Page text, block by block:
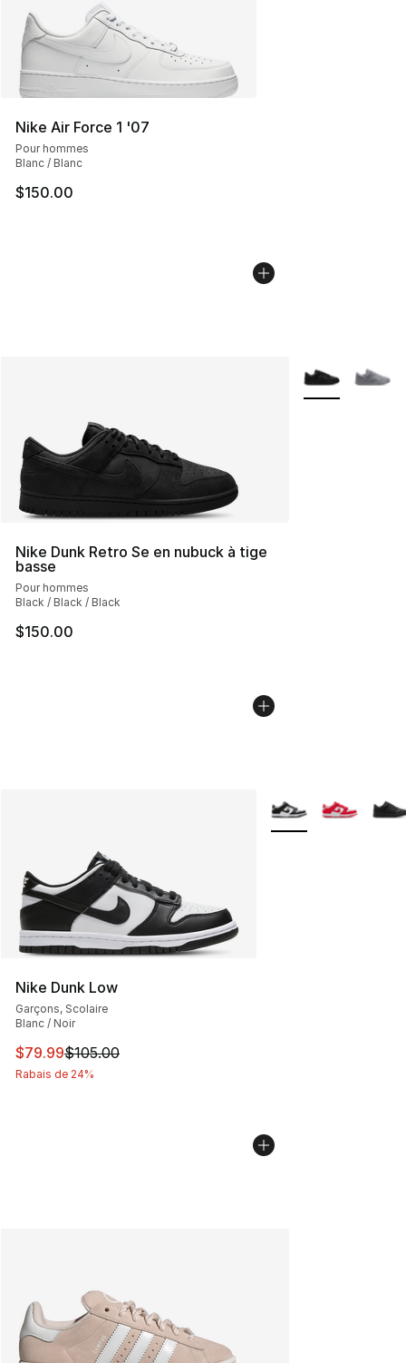
Nike Air Force 1 '07
Pour hommes
Blanc / Blanc
$150.00
Nike Dunk Retro Se en nubuck à tige
basse
Pour hommes
Black / Black / Black
$150.00
Plus de
Nike Dunk Low
Garçons, Scolaire
Blanc / Noir
Cet article est en solde. Le prix est passé de $105.00 à
$79.99$105.00
Rabais de 24%
Plus de couleurs